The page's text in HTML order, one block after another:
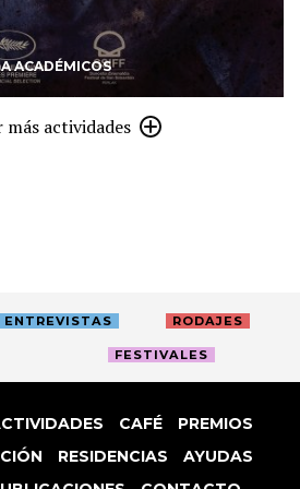
ACADÉMICOS
más actividades
ENTREVISTAS RODAJES
FESTIVALES
CAFÉ
PREMIOS
RESIDENCIAS
AYUDAS